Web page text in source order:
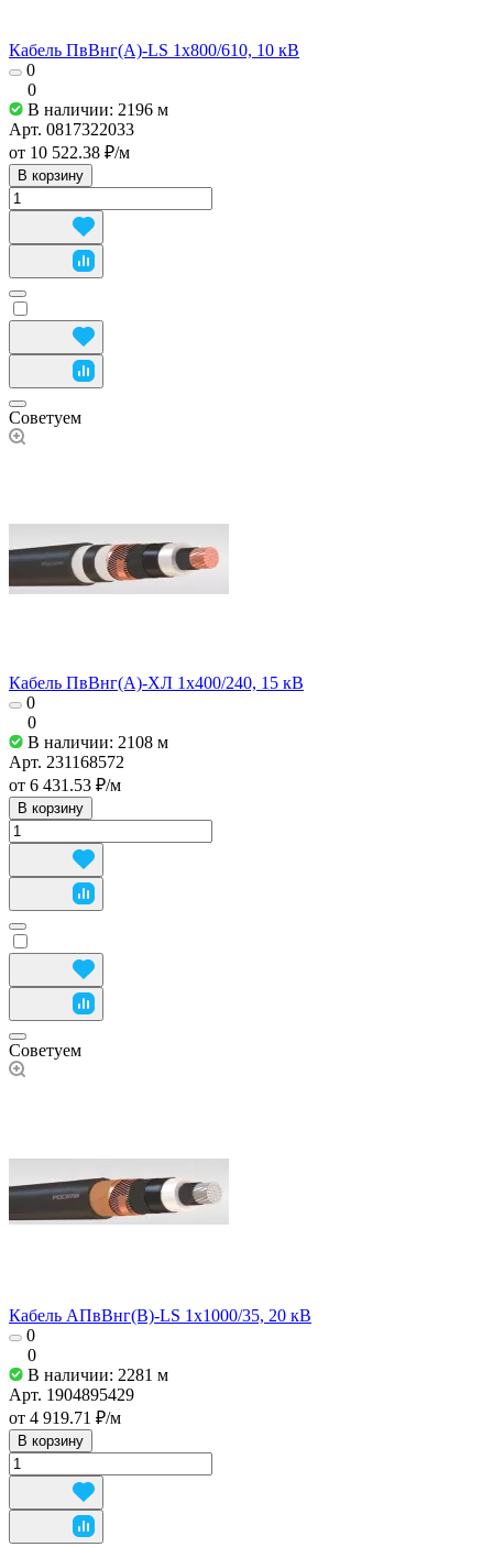
Кабель ПвВнг(А)-LS 1х800/610, 10 кВ
0
0
В наличии: 2196 м
Арт. 0817322033
от 10 522.38 ₽/м
В корзину
Советуем
Кабель ПвВнг(А)-ХЛ 1х400/240, 15 кВ
0
0
В наличии: 2108 м
Арт. 231168572
от 6 431.53 ₽/м
В корзину
Советуем
Кабель АПвВнг(В)-LS 1х1000/35, 20 кВ
0
0
В наличии: 2281 м
Арт. 1904895429
от 4 919.71 ₽/м
В корзину